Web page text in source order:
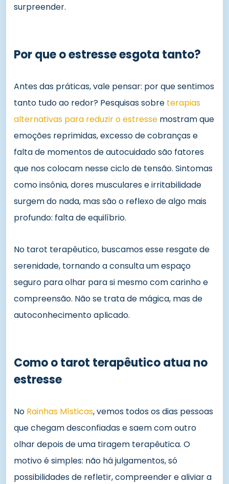
surpreender.
Por que o estresse esgota tanto?
Antes das práticas, vale pensar: por que sentimos
tanto tudo ao redor? Pesquisas sobre terapias
alternativas para reduzir o estresse mostram que
emoções reprimidas, excesso de cobranças e
falta de momentos de autocuidado são fatores
que nos colocam nesse ciclo de tensão. Sintomas
como insônia, dores musculares e irritabilidade
surgem do nada, mas são o reflexo de algo mais
profundo: falta de equilíbrio.
No tarot terapêutico, buscamos esse resgate de
serenidade, tornando a consulta um espaço
seguro para olhar para si mesmo com carinho e
compreensão. Não se trata de mágica, mas de
autoconhecimento aplicado.
Como o tarot terapêutico atua no
estresse
No Rainhas Místicas, vemos todos os dias pessoas
que chegam desconfiadas e saem com outro
olhar depois de uma tiragem terapêutica. O
motivo é simples: não há julgamentos, só
possibilidades de refletir, compreender e aliviar a